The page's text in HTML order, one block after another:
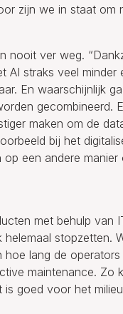
zijn we in staat om
nooit ver weg.
AI straks veel minder
En waarschijnlijk
gecombineerd.
maken om de
bij het
een andere
met behulp van
stopzetten.
lang de
maintenance. Zo
is goed voor het